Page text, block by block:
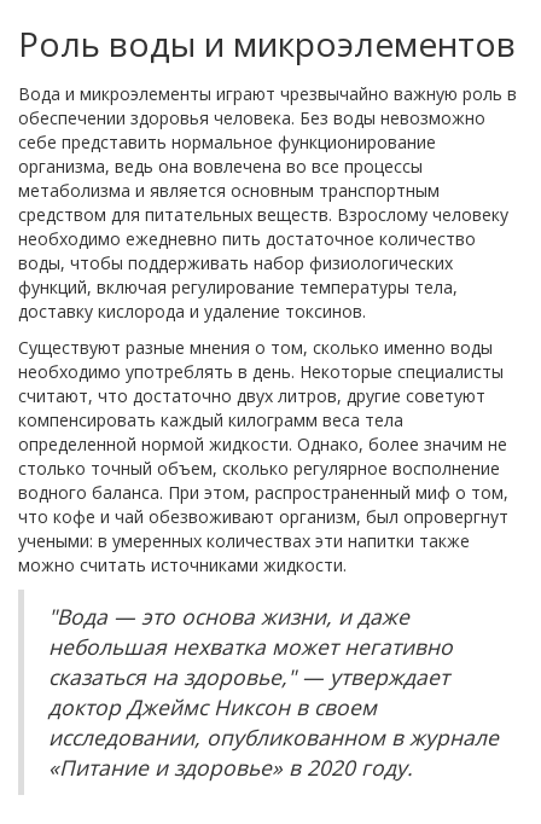
Роль воды и микроэлементов
Вода и микроэлементы играют чрезвычайно важную роль в
обеспечении здоровья человека. Без воды невозможно
себе представить нормальное функционирование
организма, ведь она вовлечена во все процессы
метаболизма и является основным транспортным
средством для питательных веществ. Взрослому человеку
необходимо ежедневно пить достаточное количество
воды, чтобы поддерживать набор физиологических
функций, включая регулирование температуры тела,
доставку кислорода и удаление токсинов.
Существуют разные мнения о том, сколько именно воды
необходимо употреблять в день. Некоторые специалисты
считают, что достаточно двух литров, другие советуют
компенсировать каждый килограмм веса тела
определенной нормой жидкости. Однако, более значим не
столько точный объем, сколько регулярное восполнение
водного баланса. При этом, распространенный миф о том,
что кофе и чай обезвоживают организм, был опровергнут
учеными: в умеренных количествах эти напитки также
можно считать источниками жидкости.
"Вода — это основа жизни, и даже
небольшая нехватка может негативно
сказаться на здоровье," — утверждает
доктор Джеймс Никсон в своем
исследовании, опубликованном в журнале
«Питание и здоровье» в 2020 году.